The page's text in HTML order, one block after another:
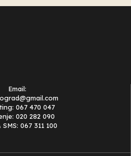
Email:
067 470 047
020 282 090
067 311 100